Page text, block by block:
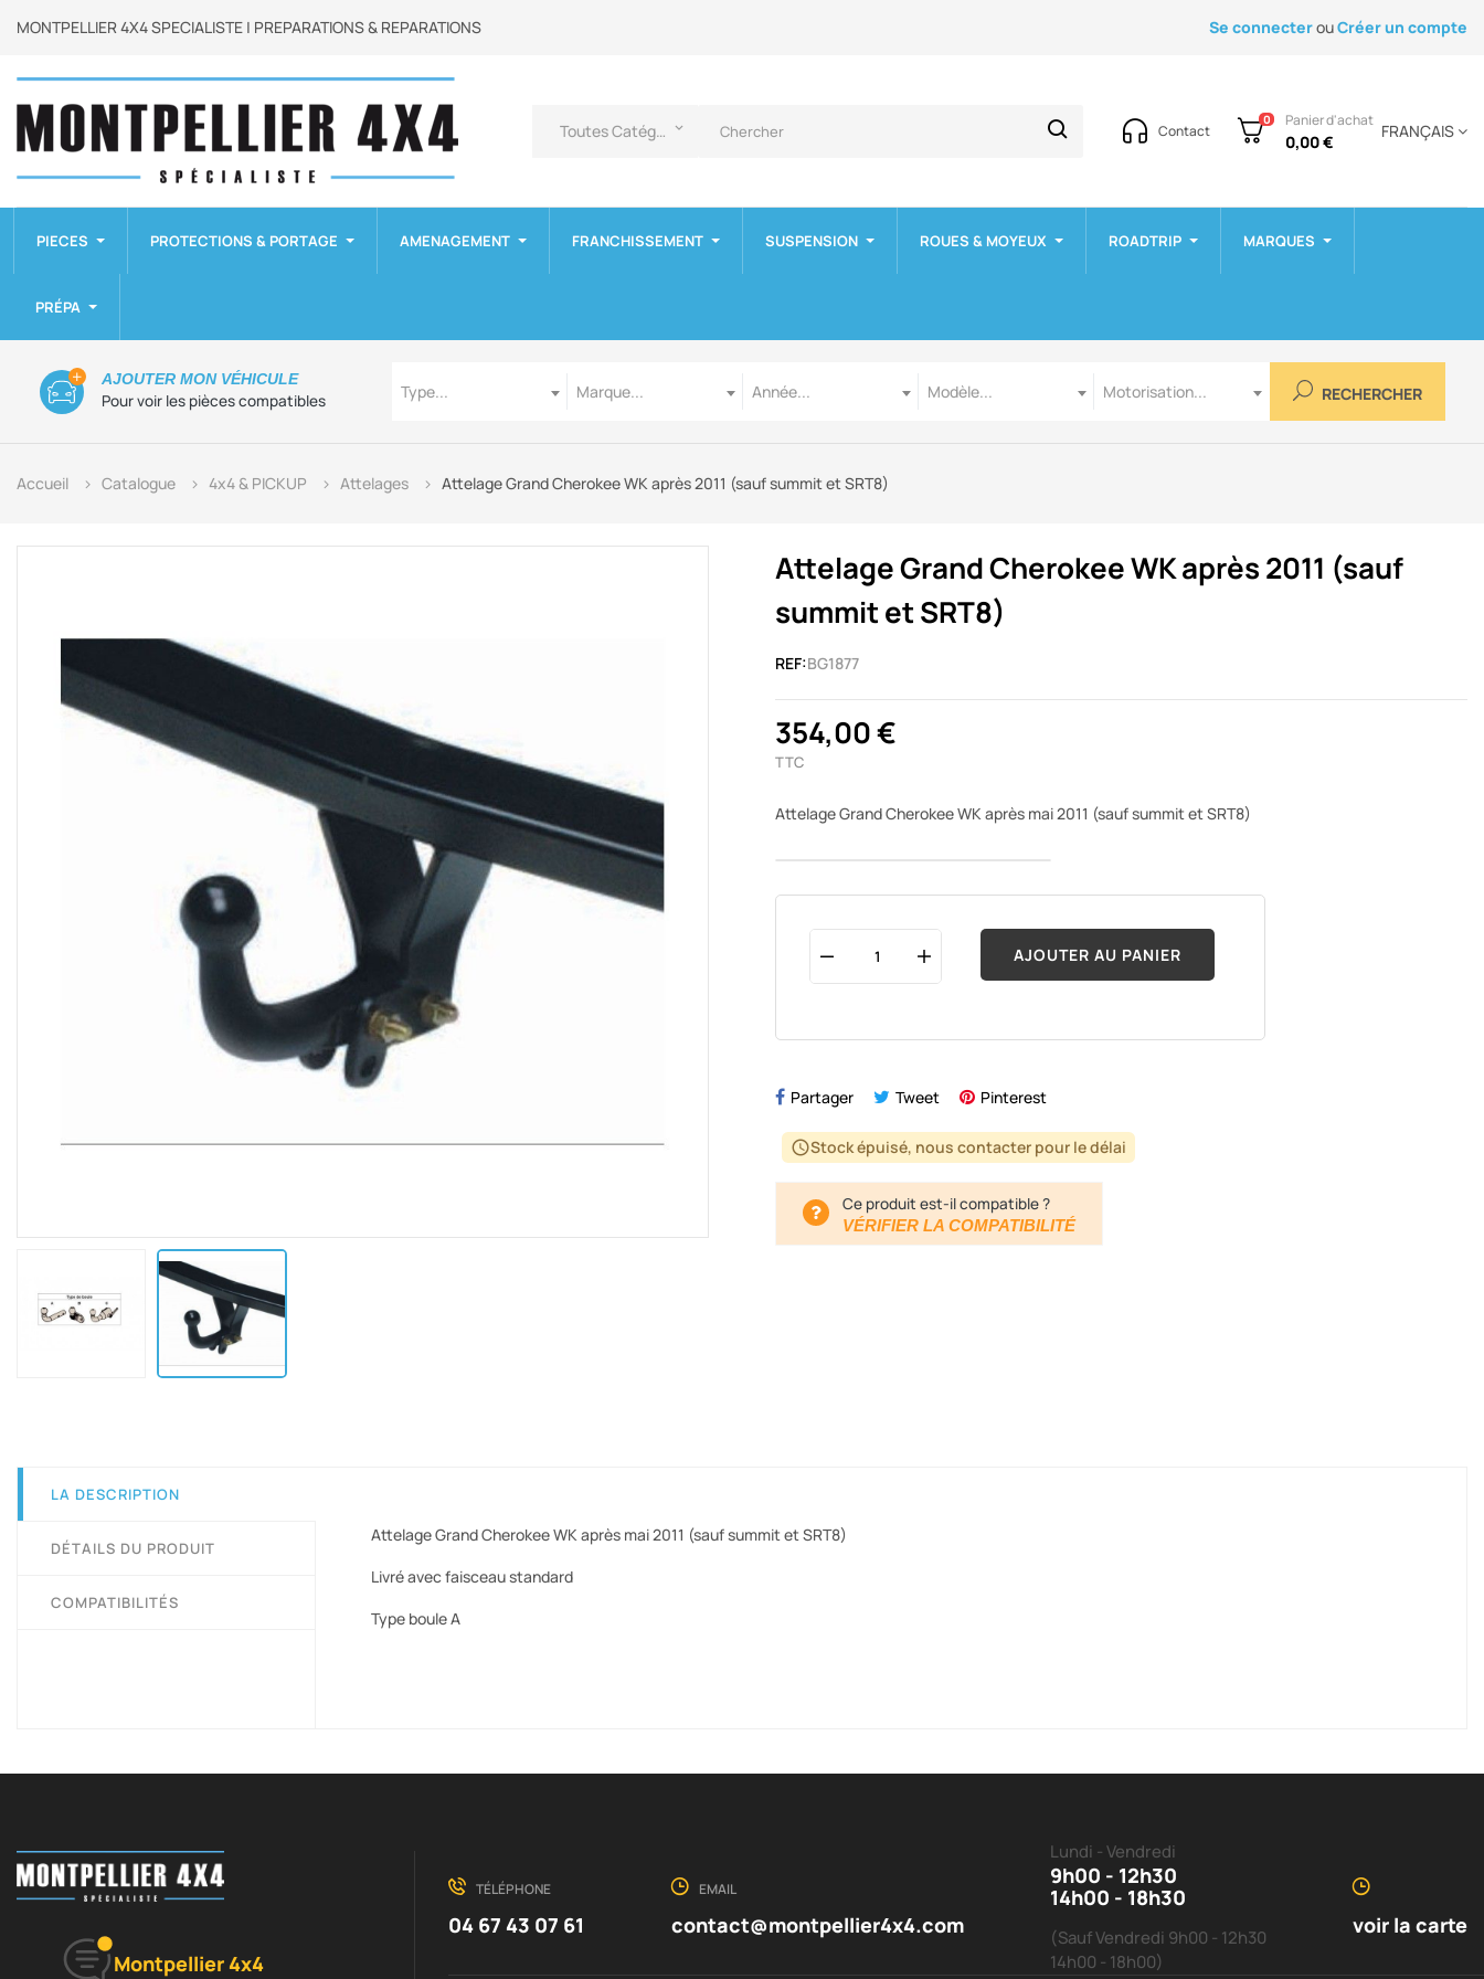
MONTPELLIER 4X4 SPECIALISTE | PREPARATIONS & REPARATIONS Se connecterouCréer un compte
Toutes Catégories keyboard_arrow_down Contact
0 Panier d'achat
0,00 €
FRANÇAIS
PIECES PROTECTIONS & PORTAGE AMENAGEMENT FRANCHISSEMENT SUSPENSION ROUES & MOYEUX ROADTRIP MARQUES
PRÉPA
Pour voir les pièces compatibles
AJOUTER MON VÉHICULE
Type...
Marque...
Année...
Modèle...
Motorisation...
RECHERCHER
Accueil Catalogue 4x4 & PICKUP Attelages Attelage Grand Cherokee WK après 2011 (sauf summit et SRT8)
Attelage Grand Cherokee WK après 2011 (sauf
summit et SRT8)
REF:BG1877
354,00 €
TTC
Attelage Grand Cherokee WK après mai 2011 (sauf summit et SRT8)
AJOUTER AU PANIER
Partager Tweet Pinterest
scheduleStock épuisé, nous contacter pour le délai
Ce produit est-il compatible ?
VÉRIFIER LA COMPATIBILITÉ
LA DESCRIPTION
DÉTAILS DU PRODUIT
COMPATIBILITÉS
Attelage Grand Cherokee WK après mai 2011 (sauf summit et SRT8)
Livré avec faisceau standard
Type boule A
Montpellier 4x4
TÉLÉPHONE
04 67 43 07 61
EMAIL
contact@montpellier4x4.com
Lundi - Vendredi
9h00 - 12h30
14h00 - 18h30
(Sauf Vendredi 9h00 - 12h30
14h00 - 18h00)
voir la carte